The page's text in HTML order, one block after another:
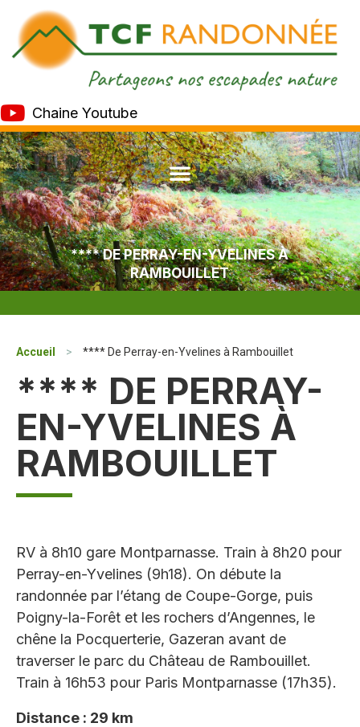
Chaine Youtube
**** DE PERRAY-EN-YVELINES À
RAMBOUILLET
Accueil > **** De Perray-en-Yvelines à Rambouillet
**** DE PERRAY-
EN-YVELINES À
RAMBOUILLET
RV à 8h10 gare Montparnasse. Train à 8h20 pour
Perray-en-Yvelines (9h18). On débute la
randonnée par l’étang de Coupe-Gorge, puis
Poigny-la-Forêt et les rochers d’Angennes, le
chêne la Pocquerterie, Gazeran avant de
traverser le parc du Château de Rambouillet.
Train à 16h53 pour Paris Montparnasse (17h35).
Distance : 29 km